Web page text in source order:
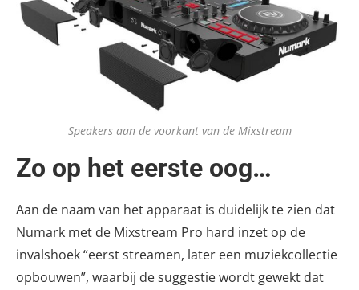
Speakers aan de voorkant van de Mixstream
Zo op het eerste oog…
Aan de naam van het apparaat is duidelijk te zien dat
Numark met de Mixstream Pro hard inzet op de
invalshoek “eerst streamen, later een muziekcollectie
opbouwen”, waarbij de suggestie wordt gewekt dat